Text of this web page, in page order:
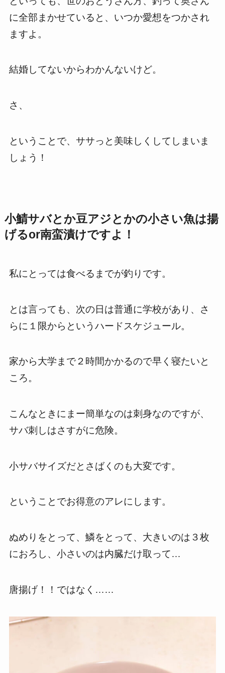
に全部まかせていると、いつか愛想をつかされ
ますよ。
結婚してないからわかんないけど。
さ、
ということで、ササっと美味しくしてしまいま
しょう！
小鯖サバとか豆アジとかの小さい魚は揚
げるor南蛮漬けですよ！
私にとっては食べるまでが釣りです。
とは言っても、次の日は普通に学校があり、さ
らに１限からというハードスケジュール。
家から大学まで２時間かかるので早く寝たいと
ころ。
こんなときにまー簡単なのは刺身なのですが、
サバ刺しはさすがに危険。
小サバサイズだとさばくのも大変です。
ということでお得意のアレにします。
ぬめりをとって、鱗をとって、大きいのは３枚
におろし、小さいのは内臓だけ取って…
唐揚げ！！ではなく……